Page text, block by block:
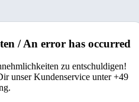
/ An error has occurred
zu entschuldigen!
unser Kundenservice unter +49